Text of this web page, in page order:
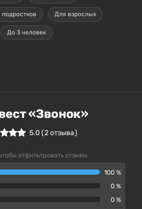
подростков Для взрослых
До 3 человек
«Звонок»
5.0 (2отзыва )
отфильтровать отзывы
100 %
0 %
0 %